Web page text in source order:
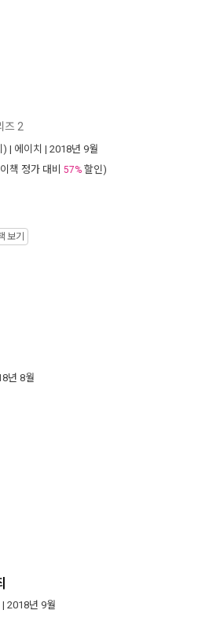
즈 2
) | 에이치 | 2018년 9월
책 정가 대비 57% 할인)
보기
년 8월
| 2018년 9월